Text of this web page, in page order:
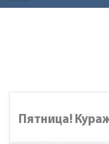
Пятница!